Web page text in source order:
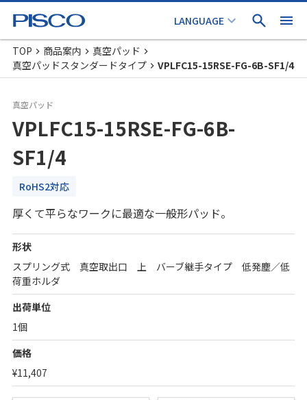
TOP 商品案内
真空パッド
真空パッドスタンダードタイプ
VPLFC15-15RSE-FG-6B-SF1/4
真空パッド
VPLFC15-15RSE-FG-6B-
SF1/4
RoHS2対応
厚くて平らなワークに最適な一般形パッド。
形状
スプリング式 真空取出口 上 バーブ継手タイプ 低発塵／低
荷重ホルダ
出荷単位
1個
価格
¥11,407